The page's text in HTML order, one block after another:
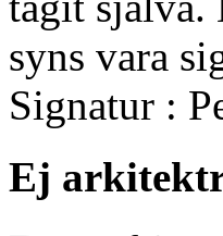
syns vara
Signatur :
Ej